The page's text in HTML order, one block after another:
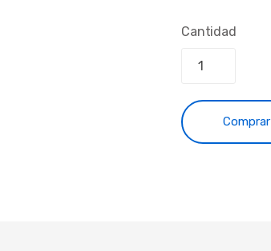
Cantidad
Comprar